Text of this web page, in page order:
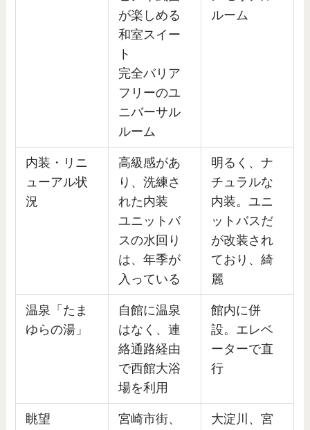
が楽しめる
和室スイー
ト
完全バリア
フリーのユ
ニバーサル
ルーム
ルーム
内装・リニ
ューアル状
況
高級感があ
り、洗練さ
れた内装
ユニットバ
スの水回り
は、年季が
入っている
明るく、ナ
チュラルな
内装。ユニ
ットバスだ
が改装され
ており、綺
麗
温泉「たま
ゆらの湯」
自館に温泉
はなく、連
絡通路経由
で西館大浴
場を利用
館内に併
設。エレベ
ーターで直
行
眺望
宮崎市街、
大淀川、宮